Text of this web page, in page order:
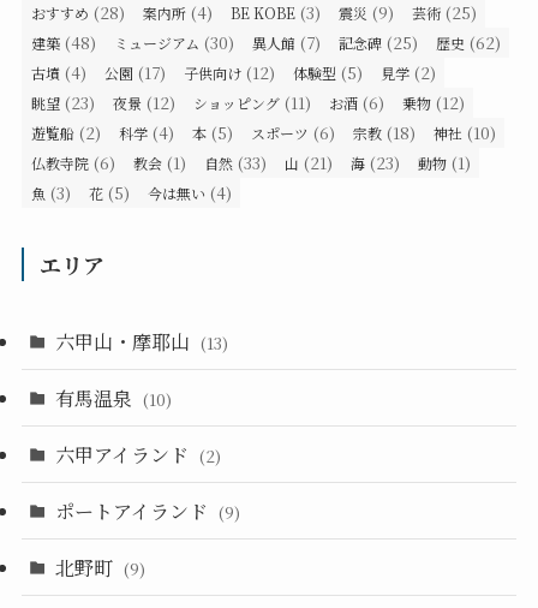
おすすめ (28) 案内所 (4) BE KOBE (3) 震災 (9) 芸術 (25)
建築 (48) ミュージアム (30) 異人館 (7) 記念碑 (25) 歴史 (62)
古墳 (4) 公園 (17) 子供向け (12) 体験型 (5) 見学 (2)
眺望 (23) 夜景 (12) ショッピング (11) お酒 (6) 乗物 (12)
遊覧船 (2) 科学 (4) 本 (5) スポーツ (6) 宗教 (18) 神社 (10)
仏教寺院 (6) 教会 (1) 自然 (33) 山 (21) 海 (23) 動物 (1)
魚 (3) 花 (5) 今は無い (4)
エリア
六甲山・摩耶山 (13)
有馬温泉 (10)
六甲アイランド (2)
ポートアイランド (9)
北野町 (9)